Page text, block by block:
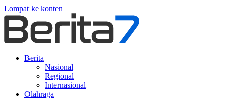
Lompat ke konten
Berita
Nasional
Regional
Internasional
Olahraga